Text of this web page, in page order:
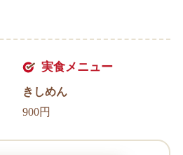
実食メニュー
きしめん
900円